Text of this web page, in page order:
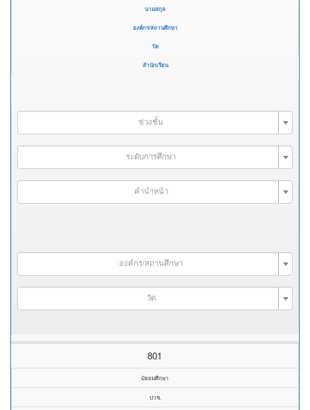
นามสกุล
องค์กร/สถานศึกษา
วัด
สำนักเรียน
ช่วงชั้น
ระดับการศึกษา
คำนำหน้า
องค์กร/สถานศึกษา
วัด
801
มัธยมศึกษา
ปวช.